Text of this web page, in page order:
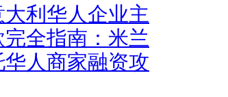
大利华人企业主
全指南：米兰
人商家融资攻